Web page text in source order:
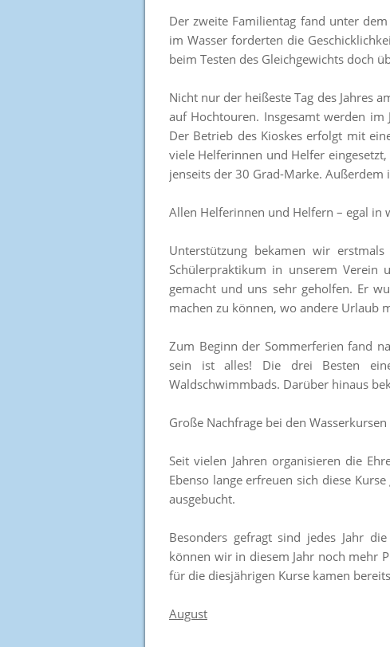
Der zweite Familientag fand unter
im Wasser forderten die
beim Testen des Gleichgewichts doch
Nicht nur der heißeste Tag des Jahres
auf Hochtouren. Insgesamt werden
Der Betrieb des Kioskes erfolgt mit
viele Helferinnen und Helfer
jenseits der 30 Grad-Marke.
Allen Helferinnen und Helfern – egal in
Unterstützung bekamen wir
Schülerpraktikum in unserem Verein
gemacht und uns sehr geholfen. Er
machen zu können, wo andere Urlaub
Zum Beginn der Sommerferien fand
sein ist alles! Die drei Besten
Waldschwimmbads. Darüber hinaus
Große Nachfrage bei den
Seit vielen Jahren organisieren die
Ebenso lange erfreuen sich diese
ausgebucht.
Besonders gefragt sind jedes Jahr
können wir in diesem Jahr noch mehr
für die diesjährigen Kurse kamen
August